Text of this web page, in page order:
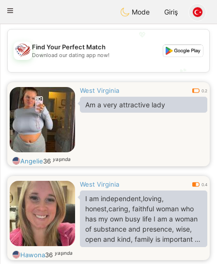
Dating
Toggle
Mode Giriş
💖
💕
Find Your Perfect Match
Download our dating app now!
West Virginia 0.2
Am a very attractive lady
Angelie36 yaşında
West Virginia 0.4
I am independent,loving,
honest,caring, faithful woman who
has my own busy life I am a woman
of substance and presence, wise,
open and kind, family is important to
me,I am grounded and fun loving
even though i had lost both parents
Hawona36 yaşında